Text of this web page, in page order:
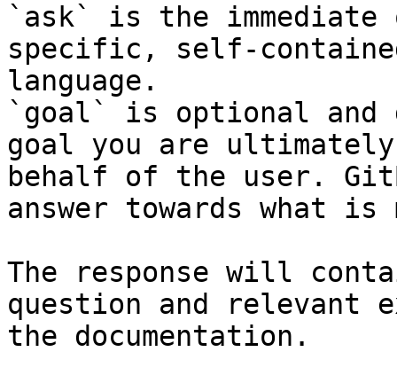
`ask` is the
specific, self-
language.
`goal` is optional and
goal you are
behalf of the user.
answer towards what
The response will
question and relevant
the documentation.